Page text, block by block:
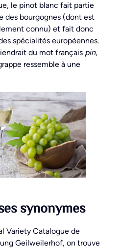
le pinot blanc fait partie
des bourgognes (dont est
connu) et fait donc
spécialités européennes.
du mot français pin,
ressemble à une
synonymes
Variety Catalogue de
Geilweilerhof, on trouve